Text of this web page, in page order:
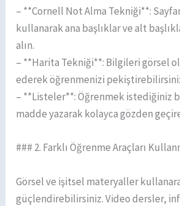
– **Cornell Not Alma Tekniği**:
kullanarak ana başlıklar ve alt
alın.
– **Harita Tekniği**: Bilgileri görsel
ederek öğrenmenizi
– **Listeler**: Öğrenmek istediğiniz
madde yazarak kolayca gözden
### 2. Farklı Öğrenme Araçları
Görsel ve işitsel materyaller
güçlendirebilirsiniz. Video dersler,